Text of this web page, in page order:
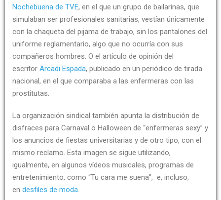
Nochebuena de TVE, en el que un grupo de bailarinas, que
simulaban ser profesionales sanitarias, vestían únicamente
con la chaqueta del pijama de trabajo, sin los pantalones del
uniforme reglamentario, algo que no ocurría con sus
compañeros hombres. O el artículo de opinión del
escritor Arcadi Espada, publicado en un periódico de tirada
nacional, en el que comparaba a las enfermeras con las
prostitutas.
La organización sindical también apunta la distribución de
disfraces para Carnaval o Halloween de “enfermeras sexy” y
los anuncios de fiestas universitarias y de otro tipo, con el
mismo reclamo. Esta imagen se sigue utilizando,
igualmente, en algunos vídeos musicales, programas de
entretenimiento, como “Tu cara me suena”, e, incluso,
en desfiles de moda.